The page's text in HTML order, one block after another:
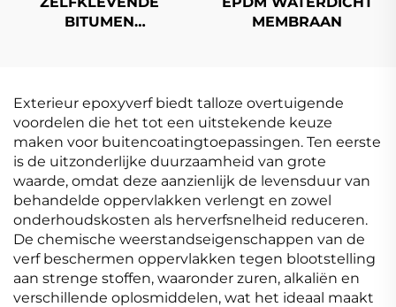
BITUMEN
MEMBRAAN
Exterieur epoxyverf biedt talloze overtuigende
voordelen die het tot een uitstekende keuze
maken voor buitencoatingtoepassingen. Ten eerste
is de uitzonderlijke duurzaamheid van grote
waarde, omdat deze aanzienlijk de levensduur van
behandelde oppervlakken verlengt en zowel
onderhoudskosten als herverfsnelheid reduceren.
De chemische weerstandseigenschappen van de
verf beschermen oppervlakken tegen blootstelling
aan strenge stoffen, waaronder zuren, alkaliën en
verschillende oplosmiddelen, wat het ideaal maakt